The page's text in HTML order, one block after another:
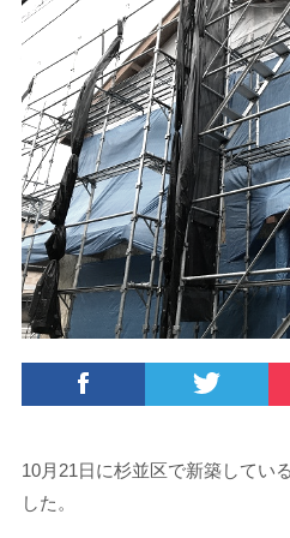
10月21日に杉並区で新築してい
した。